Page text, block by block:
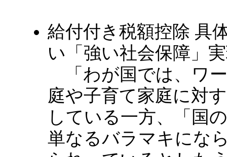
給付付き税額控除
い「強い社会保障」
「わが国では、ワ
庭や子育て家庭に対
している一方、「国
単なるバラマキにな